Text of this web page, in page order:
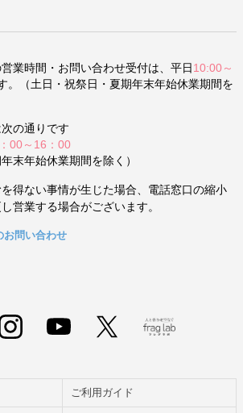
業時間・お問い合わせ受付は、平日 10:00～
。（土日・祝祭日・夏期年末年始休業期間を
の通りです
00～16：00
末年始休業期間を除く）
得ない事情が生じた場合、電話窓口の縮小
営業する場合がございます。
お問い合わせ
ご利用ガイド